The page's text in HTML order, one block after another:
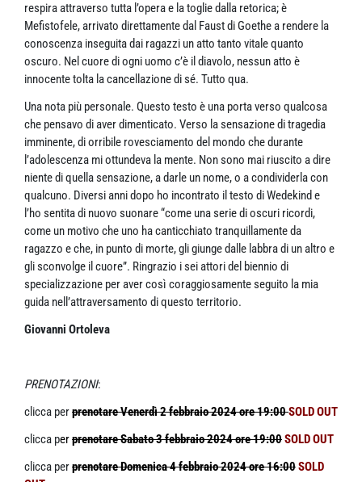
respira attraverso tutta l’opera e la toglie dalla retorica; è
Mefistofele, arrivato direttamente dal Faust di Goethe a rendere la
conoscenza inseguita dai ragazzi un atto tanto vitale quanto
oscuro. Nel cuore di ogni uomo c’è il diavolo, nessun atto è
innocente tolta la cancellazione di sé. Tutto qua.
Una nota più personale. Questo testo è una porta verso qualcosa
che pensavo di aver dimenticato. Verso la sensazione di tragedia
imminente, di orribile rovesciamento del mondo che durante
l’adolescenza mi ottundeva la mente. Non sono mai riuscito a dire
niente di quella sensazione, a darle un nome, o a condividerla con
qualcuno. Diversi anni dopo ho incontrato il testo di Wedekind e
l’ho sentita di nuovo suonare “come una serie di oscuri ricordi,
come un motivo che uno ha canticchiato tranquillamente da
ragazzo e che, in punto di morte, gli giunge dalle labbra di un altro e
gli sconvolge il cuore”. Ringrazio i sei attori del biennio di
specializzazione per aver così coraggiosamente seguito la mia
guida nell’attraversamento di questo territorio.
Giovanni Ortoleva
PRENOTAZIONI:
clicca perprenotare Venerdì 2 febbraio 2024 ore19:00SOLD OUT
clicca perprenotare Sabato 3 febbraio 2024 ore 19:00SOLD OUT
clicca perprenotare Domenica 4 febbraio 2024 ore 16:00SOLD